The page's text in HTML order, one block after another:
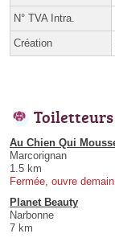
N° TVA Intra.
Création
Au Chien Qui
Marcorignan
1.5 km
Fermée, ouvre
Planet Beauty
Narbonne
7 km